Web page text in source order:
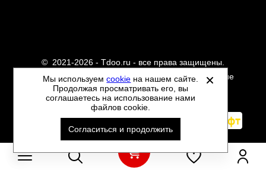
© 2021-2026 - Tdoo.ru - все права защищены.
Данный сайт не является интернет магазином и не
является публичной офертой.
Политика обработки персональных данных
Автоматизировано -
Мы используемcookie на нашем сайте.
Продолжая просматривать его, вы
соглашаетесь на использование нами
файлов cookie.
Согласиться и продолжить